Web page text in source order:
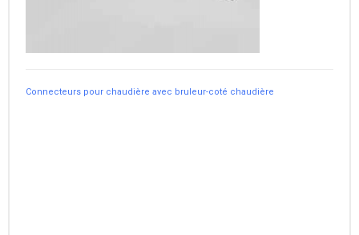
Connecteurs pour chaudière avec bruleur-coté chaudière